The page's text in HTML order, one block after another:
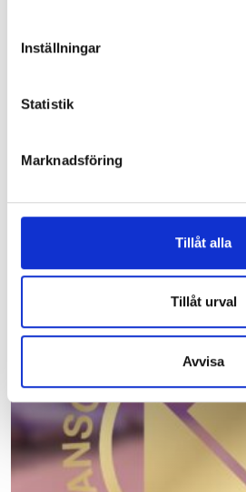
Inställningar
Statistik
Marknadsföring
Tillåt alla
Tillåt urval
Avvisa
Meddelande
Jag har läst och godkänner
Senaste nyheterna